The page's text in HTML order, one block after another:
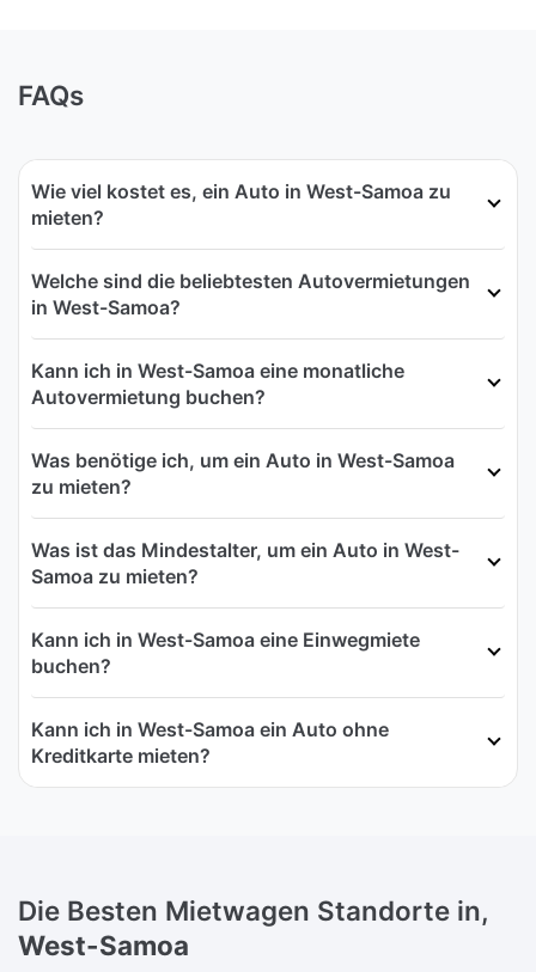
FAQs
Wie viel kostet es, ein Auto in West-Samoa zu
mieten?
Welche sind die beliebtesten Autovermietungen
in West-Samoa?
Kann ich in West-Samoa eine monatliche
Autovermietung buchen?
Was benötige ich, um ein Auto in West-Samoa
zu mieten?
Was ist das Mindestalter, um ein Auto in West-
Samoa zu mieten?
Kann ich in West-Samoa eine Einwegmiete
buchen?
Kann ich in West-Samoa ein Auto ohne
Kreditkarte mieten?
Die Besten Mietwagen Standorte in,
West-Samoa